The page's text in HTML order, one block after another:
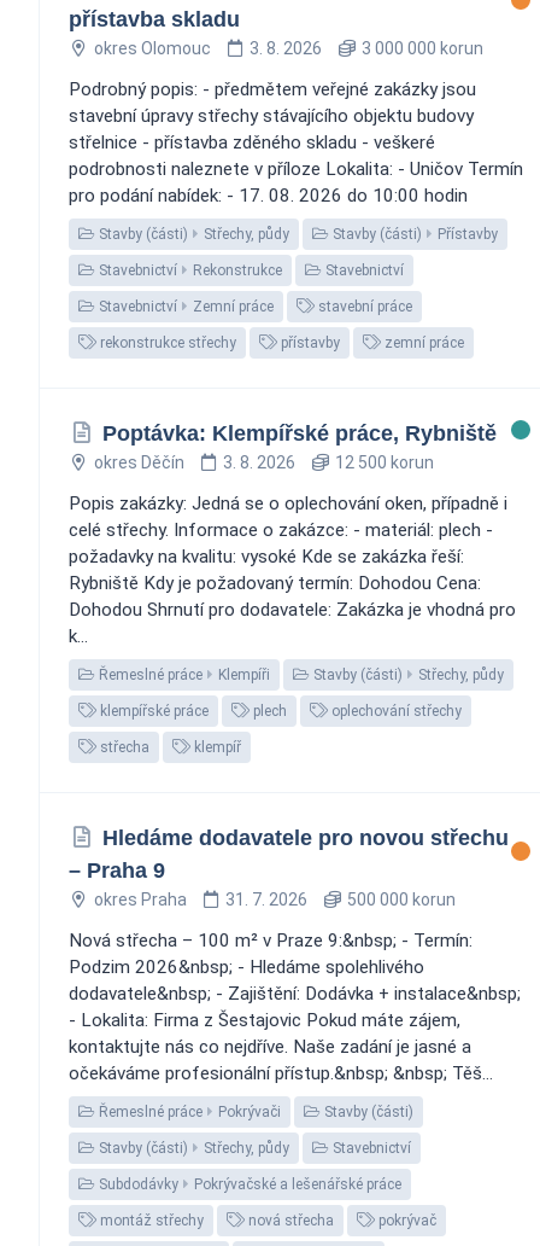
přístavba skladu
okres Olomouc 3. 8. 2026 3 000 000 korun
Podrobný popis: - předmětem veřejné zakázky jsou
stavební úpravy střechy stávajícího objektu budovy
střelnice - přístavba zděného skladu - veškeré
podrobnosti naleznete v příloze Lokalita: - Uničov Termín
pro podání nabídek: - 17. 08. 2026 do 10:00 hodin
Stavby (části) Střechy, půdy Stavby (části) Přístavby
Stavebnictví Rekonstrukce Stavebnictví
Stavebnictví Zemní práce stavební práce
rekonstrukce střechy přístavby zemní práce
Poptávka: Klempířské práce, Rybniště
okres Děčín 3. 8. 2026 12 500 korun
Popis zakázky: Jedná se o oplechování oken, případně i
celé střechy. Informace o zakázce: - materiál: plech -
požadavky na kvalitu: vysoké Kde se zakázka řeší:
Rybniště Kdy je požadovaný termín: Dohodou Cena:
Dohodou Shrnutí pro dodavatele: Zakázka je vhodná pro
k...
Řemeslné práce Klempíři Stavby (části) Střechy, půdy
klempířské práce plech oplechování střechy
střecha klempíř
Hledáme dodavatele pro novou střechu
– Praha 9
okres Praha 31. 7. 2026 500 000 korun
Nová střecha – 100 m² v Praze 9:&nbsp; - Termín:
Podzim 2026&nbsp; - Hledáme spolehlivého
dodavatele&nbsp; - Zajištění: Dodávka + instalace&nbsp;
- Lokalita: Firma z Šestajovic ️Pokud máte zájem,
kontaktujte nás co nejdříve. Naše zadání je jasné a
očekáváme profesionální přístup.&nbsp; &nbsp; Těš...
Řemeslné práce Pokrývači Stavby (části)
Stavby (části) Střechy, půdy Stavebnictví
Subdodávky Pokrývačské a lešenářské práce
montáž střechy nová střecha pokrývač